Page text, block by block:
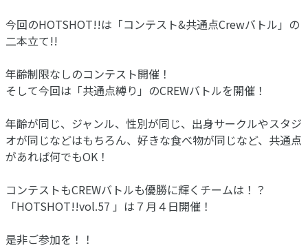
今回のHOTSHOT!!は「コンテスト&共通点Crewバトル」の
二本立て!!
年齢制限なしのコンテスト開催！
そして今回は「共通点縛り」のCREWバトルを開催！
年齢が同じ、ジャンル、性別が同じ、出身サークルやスタジ
オが同じなどはもちろん、好きな食べ物が同じなど、共通点
があれば何でもOK！
コンテストもCREWバトルも優勝に輝くチームは！？
「HOTSHOT!!vol.57 」は７月４日開催！
是非ご参加を！！